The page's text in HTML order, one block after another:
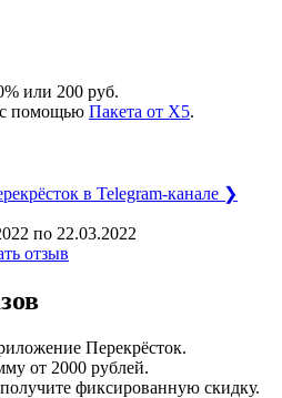
или 200 руб.
с помощью Пакета от X5.
в Telegram-канале ❯
по 22.03.2022
отзыв
Перекрёсток.
от 2000 рублей.
фиксированную скидку.